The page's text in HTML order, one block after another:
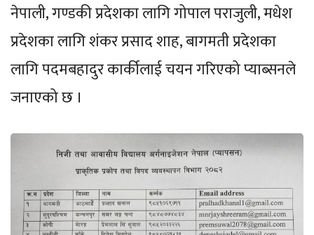
नेपाली, गण्डकी प्रदेशका लागि गोपाल पराजुली, मधेश
प्रदेशका लागि शंकर प्रसाद शाह, बागमती प्रदेशका
लागि पदमबहादुर कार्कीलाई चयन गरिएको प्याब्सनले
जनाएको छ ।